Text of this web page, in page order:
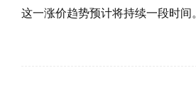
这一涨价趋势预计将持续一段时间。